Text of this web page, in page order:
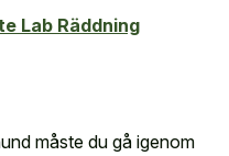
Lab Räddning
måste du gå igenom